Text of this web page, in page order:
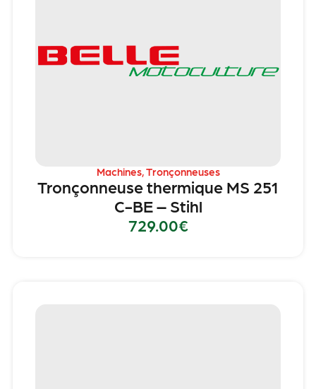
Machines,Tronçonneuses
Tronçonneuse thermique MS 251
C-BE – Stihl
729.00€